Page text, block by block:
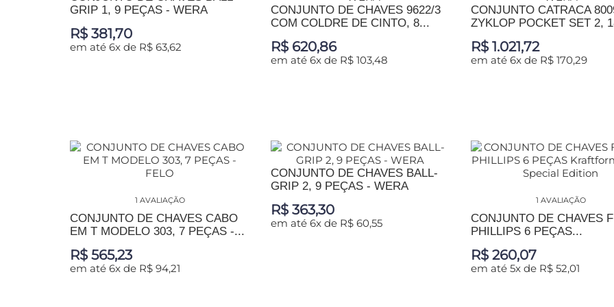
GRIP 1, 9 PEÇAS - WERA
R$ 381,70
em até 6x de R$ 63,62
CONJUNTO DE CHAVES 9622/3
COM COLDRE DE CINTO, 8...
R$ 620,86
em até 6x de R$ 103,48
CONJUNTO CATRACA
ZYKLOP POCKET SET 2,
R$ 1.021,72
em até 6x de R$ 170,29
1 AVALIAÇÃO
CONJUNTO DE CHAVES CABO
EM T MODELO 303, 7 PEÇAS -...
R$ 565,23
em até 6x de R$ 94,21
CONJUNTO DE CHAVES BALL-
GRIP 2, 9 PEÇAS - WERA
R$ 363,30
em até 6x de R$ 60,55
1 AVALIAÇÃO
CONJUNTO DE CHAVES
PHILLIPS 6 PEÇAS...
R$ 260,07
em até 5x de R$ 52,01